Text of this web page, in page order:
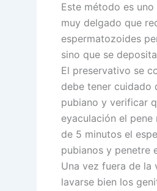
Este método es
muy delgado que
espermatozoides
sino que se
El preservativo se
debe tener cuidado
pubiano y verificar
eyaculación el
de 5 minutos el
pubianos y penetre
Una vez fuera de la
lavarse bien los